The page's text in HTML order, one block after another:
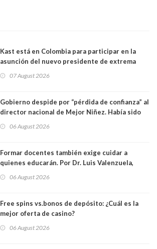
Kast está en Colombia para participar en la
asunción del nuevo presidente de extrema
07 August 2026
Gobierno despide por “pérdida de confianza” al
director nacional de Mejor Niñez. Había sido
06 August 2026
Formar docentes también exige cuidar a
quienes educarán. Por Dr. Luis Valenzuela,
Académicos U. Católica Silva Henríquez
06 August 2026
Free spins vs.bonos de depósito: ¿Cuál es la
mejor oferta de casino?
06 August 2026